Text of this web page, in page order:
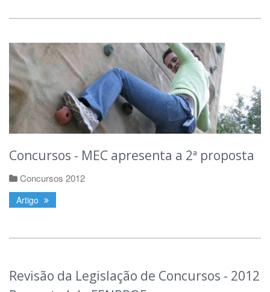
Concursos - MEC apresenta a 2ª proposta
Concursos 2012
Artigo
Revisão da Legislação de Concursos - 2012